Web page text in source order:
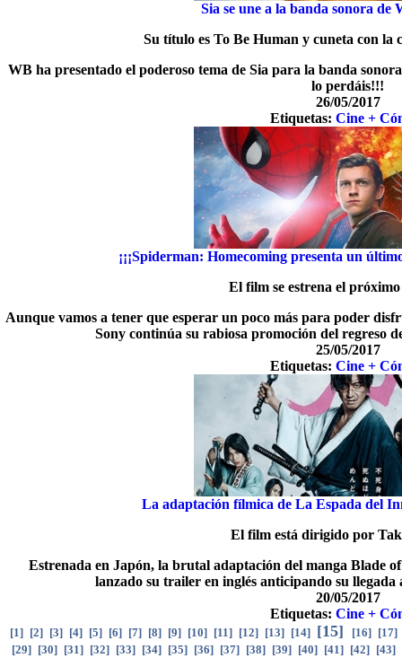
Sia se une a la banda sonora de
Su título es To Be Human y cuneta con
WB ha presentado el poderoso tema de Sia para la banda
lo perdáis!!!
26/05/2017
Etiquetas: Cine +
¡¡¡Spiderman: Homecoming presenta un
El film se estrena el
Aunque vamos a tener que esperar un poco más para poder
Sony continúa su rabiosa promoción del regreso
25/05/2017
Etiquetas: Cine +
La adaptación fílmica de La Espada del
El film está dirigido por
Estrenada en Japón, la brutal adaptación del manga Blade
lanzado su trailer en inglés anticipando su
20/05/2017
Etiquetas: Cine +
[1] [2] [3] [4] [5] [6] [7] [8] [9] [10] [11] [12] [13] [14] [15] [16] [17]
[29] [30] [31] [32] [33] [34] [35] [36] [37] [38] [39] [40] [41] [42] [43]